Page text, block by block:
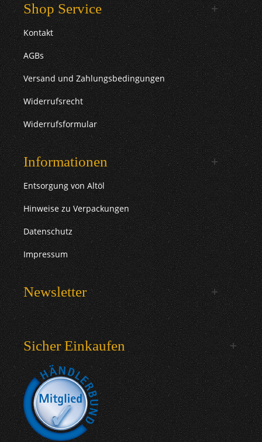
Shop Service
Kontakt
AGBs
Versand und Zahlungsbedingungen
Widerrufsrecht
Widerrufsformular
Informationen
Entsorgung von Altöl
Hinweise zu Verpackungen
Datenschutz
Impressum
Newsletter
Sicher Einkaufen